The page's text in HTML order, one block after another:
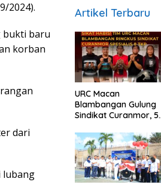
2024).
bukti baru
korban
dari
lubang
Artikel Terbaru
URC Macan
Blambangan Gulung
Sindikat Curanmor, 5
Terungkap Beraksi di
8 TKP Banyuwangi